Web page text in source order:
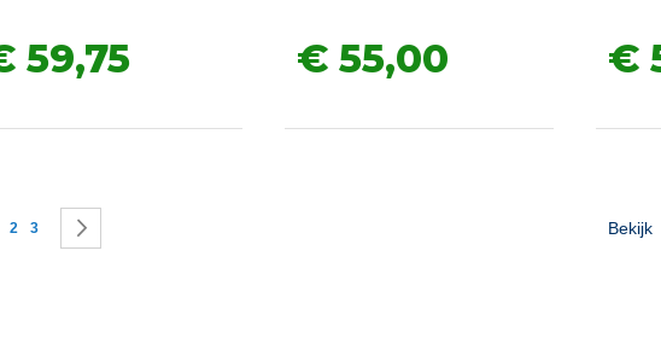
59,75 € 55,00 €
momenteel pagina
Pagina
2 Pagina
3 Bekijk